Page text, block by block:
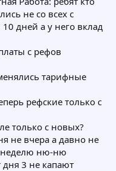
не со всех с
дней а у него вклад
с рефов
тарифные
рефские только с
только с новых?
не вчера а давно не
неделю ню-ню
дня 3 не капают